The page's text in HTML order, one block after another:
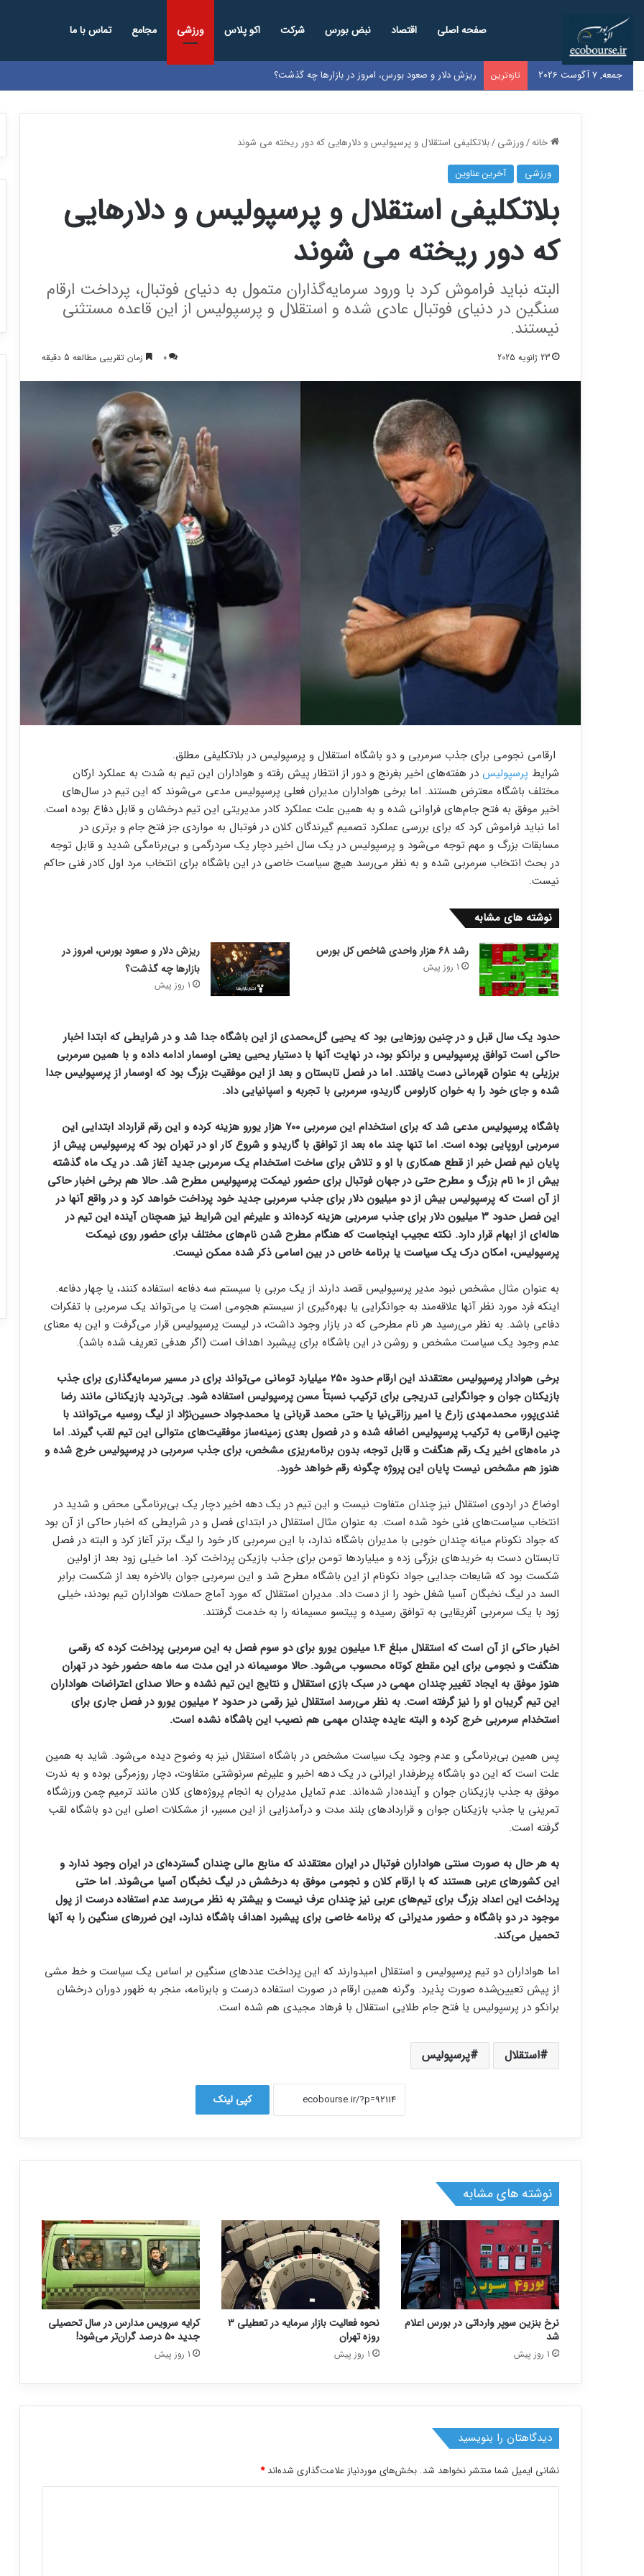
صفحه اصلی اقتصاد نبض بورس شرکت اکو پلاس ورزشی مجامع تماس با ما
جمعه, 7 آگوست 2026 تازه‌ترین ریزش دلار و صعود بورس، امروز در بازارها چه گذشت؟
خانه/ورزشی/بلاتکلیفی استقلال و پرسپولیس و دلارهایی که دور ریخته می شوند
ورزشی آخرین عناوین
بلاتکلیفی استقلال و پرسپولیس و دلارهایی
که دور ریخته می شوند
البته نباید فراموش کرد با ورود سرمایه‌گذاران متمول به دنیای فوتبال، پرداخت ارقام
سنگین در دنیای فوتبال عادی شده و استقلال و پرسپولیس از این قاعده مستثنی
نیستند.
23 ژانویه 2025 0 زمان تقریبی مطالعه 5 دقیقه
ارقامی نجومی برای جذب سرمربی و دو باشگاه استقلال و پرسپولیس در بلاتکلیفی مطلق.
شرایط پرسپولیس در هفته‌های اخیر بغرنج و دور از انتظار پیش رفته و هواداران این تیم به شدت به عملکرد ارکان
مختلف باشگاه معترض هستند. اما برخی هواداران مدیران فعلی پرسپولیس مدعی می‌شوند که این تیم در سال‌های
اخیر موفق به فتح جام‌های فراوانی شده و به همین علت عملکرد کادر مدیریتی این تیم درخشان و قابل دفاع بوده است.
اما نباید فراموش کرد که برای بررسی عملکرد تصمیم گیرندگان کلان در فوتبال به مواردی جز فتح جام و برتری در
مسابقات بزرگ و مهم توجه می‌شود و پرسپولیس در یک سال اخیر دچار یک سردرگمی و بی‌برنامگی شدید و قابل توجه
در بحث انتخاب سرمربی شده و به نظر می‌رسد هیچ سیاست خاصی در این باشگاه برای انتخاب مرد اول کادر فنی حاکم
نیست.
نوشته های مشابه
رشد ۶۸ هزار واحدی شاخص کل بورس
1 روز پیش
ریزش دلار و صعود بورس، امروز در
بازارها چه گذشت؟
1 روز پیش
حدود یک سال قبل و در چنین روزهایی بود که یحیی گل‌محمدی از این باشگاه جدا شد و در شرایطی که ابتدا اخبار
حاکی است توافق پرسپولیس و برانکو بود، در نهایت آنها با دستیار یحیی یعنی اوسمار ادامه داده و با همین سرمربی
برزیلی به عنوان قهرمانی دست یافتند. اما در فصل تابستان و بعد از این موفقیت بزرگ بود که اوسمار از پرسپولیس جدا
شده و جای خود را به خوان کارلوس گاریدو، سرمربی با تجربه و اسپانیایی داد.
باشگاه پرسپولیس مدعی شد که برای استخدام این سرمربی ۷۰۰ هزار یورو هزینه کرده و این رقم قرارداد ابتدایی این
سرمربی اروپایی بوده است. اما تنها چند ماه بعد از توافق با گاریدو و شروع کار او در تهران بود که پرسپولیس پیش از
پایان نیم فصل خبر از قطع همکاری با او و تلاش برای ساخت استخدام یک سرمربی جدید آغاز شد. در یک ماه گذشته
بیش از ۱۰ نام بزرگ و مطرح حتی در جهان فوتبال برای حضور نیمکت پرسپولیس مطرح شد. حالا هم برخی اخبار حاکی
از آن است که پرسپولیس بیش از دو میلیون دلار برای جذب سرمربی جدید خود پرداخت خواهد کرد و در واقع آنها در
این فصل حدود ۳ میلیون دلار برای جذب سرمربی هزینه کرده‌اند و علیرغم این شرایط نیز همچنان آینده این تیم در
هاله‌ای از ابهام قرار دارد. نکته عجیب اینجاست که هنگام مطرح شدن نام‌های مختلف برای حضور روی نیمکت
پرسپولیس، امکان درک یک سیاست یا برنامه خاص در بین اسامی ذکر شده ممکن نیست.
به عنوان مثال مشخص نبود مدیر پرسپولیس قصد دارند از یک مربی با سیستم سه دفاعه استفاده کنند، یا چهار دفاعه.
اینکه فرد مورد نظر آنها علاقه‌مند به جوانگرایی یا بهره‌گیری از سیستم هجومی است یا می‌تواند یک سرمربی با تفکرات
دفاعی باشد. به نظر می‌رسید هر نام مطرحی که در بازار وجود داشت، در لیست پرسپولیس قرار می‌گرفت و این به معنای
عدم وجود یک سیاست مشخص و روشن در این باشگاه برای پیشبرد اهداف است (اگر هدفی تعریف شده باشد).
برخی هوادار پرسپولیس معتقدند این ارقام حدود ۲۵۰ میلیارد تومانی می‌تواند برای در مسیر سرمایه‌گذاری برای جذب
بازیکنان جوان و جوانگرایی تدریجی برای ترکیب نسبتاً مسن پرسپولیس استفاده شود. بی‌تردید بازیکنانی مانند رضا
غندی‌پور، محمدمهدی‌ زارع یا امیر رزاقی‌نیا یا حتی محمد قربانی یا محمدجواد حسین‌نژاد از لیگ روسیه می‌توانند با
چنین ارقامی به ترکیب پرسپولیس اضافه شده و در فصول بعدی زمینه‌ساز موفقیت‌های متوالی این تیم لقب گیرند. اما
در ماه‌های اخیر یک رقم هنگفت و قابل توجه، بدون برنامه‌ریزی مشخص، برای جذب سرمربی در پرسپولیس خرج شده و
هنوز هم مشخص نیست پایان این پروژه چگونه رقم خواهد خورد.
اوضاع در اردوی استقلال نیز چندان متفاوت نیست و این تیم در یک دهه اخیر دچار یک بی‌برنامگی محض و شدید در
انتخاب سیاست‌های فنی خود شده است. به عنوان مثال استقلال در ابتدای فصل و در شرایطی که اخبار حاکی از آن بود
که جواد نکونام میانه چندان خوبی با مدیران باشگاه ندارد، با این سرمربی کار خود را لیگ برتر آغاز کرد و البته در فصل
تابستان دست به خریدهای بزرگی زده و میلیاردها تومن برای جذب بازیکن پرداخت کرد. اما خیلی زود بعد از اولین
شکست بود که شایعات جدایی جواد نکونام از این باشگاه مطرح شد و این سرمربی جوان بالاخره بعد از شکست برابر
السد در لیگ نخبگان آسیا شغل خود را از دست داد. مدیران استقلال که مورد آماج حملات هواداران تیم بودند، خیلی
زود با یک سرمربی آفریقایی به توافق رسیده و پیتسو مسیمانه را به خدمت گرفتند.
اخبار حاکی از آن است که استقلال مبلغ 1.4 میلیون یورو برای دو سوم فصل به این سرمربی پرداخت کرده که رقمی
هنگفت و نجومی برای این مقطع کوتاه محسوب می‌شود. حالا موسیمانه در این مدت سه ماهه حضور خود در تهران
هنوز موفق به ایجاد تغییر چندان مهمی در سبک بازی استقلال و نتایج این تیم نشده و حالا صدای اعتراضات هواداران
این تیم گریبان او را نیز گرفته است. به نظر می‌رسد استقلال نیز رقمی در حدود ۲ میلیون یورو در فصل جاری برای
استخدام سرمربی خرج کرده و البته عایده چندان مهمی هم نصیب این باشگاه نشده است.
پس همین بی‌برنامگی و عدم وجود یک سیاست مشخص در باشگاه استقلال نیز به وضوح دیده می‌شود. شاید به همین
علت است که این دو باشگاه پرطرفدار ایرانی در یک دهه اخیر و علیرغم سرنوشتی متفاوت، دچار روزمرگی بوده و به ندرت
موفق به جذب بازیکنان جوان و آینده‌دار شده‌اند. عدم تمایل مدیران به انجام پروژه‌های کلان مانند ترمیم چمن ورزشگاه
تمرینی یا جذب بازیکنان جوان و قراردادهای بلند مدت و درآمدزایی از این مسیر، از مشکلات اصلی این دو باشگاه لقب
گرفته است.
به هر حال به صورت سنتی هواداران فوتبال در ایران معتقدند که منابع مالی چندان گسترده‌ای در ایران وجود ندارد و
این کشورهای عربی هستند که با ارقام کلان و نجومی موفق به درخشش در لیگ نخبگان آسیا می‌شوند. اما حتی
پرداخت این اعداد بزرگ برای تیم‌های عربی نیز چندان عرف نیست و بیشتر به نظر می‌رسد عدم استفاده درست از پول
موجود در دو باشگاه و حضور مدیرانی که برنامه خاصی برای پیشبرد اهداف باشگاه ندارد، این ضررهای سنگین را به آنها
تحمیل می‌کند.
اما هواداران دو تیم پرسپولیس و استقلال امیدوارند که این پرداخت عددهای سنگین بر اساس یک سیاست و خط‌ مشی
از پیش تعیین‌شده صورت پذیرد. وگرنه همین ارقام در صورت استفاده درست و بابرنامه، منجر به ظهور دوران درخشان
برانکو در پرسپولیس یا فتح جام طلایی استقلال با فرهاد مجیدی هم شده است.
استقلال پرسپولیس
کپی لینک
نوشته های مشابه
نرخ بنزین سوپر وارداتی در بورس اعلام
شد
1 روز پیش
نحوه فعالیت بازار سرمایه در تعطیلی ۳
روزه تهران
1 روز پیش
کرایه سرویس مدارس در سال تحصیلی
جدید ۵۰ درصد گران‌تر می‌شود!
1 روز پیش
دیدگاهتان را بنویسید
نشانی ایمیل شما منتشر نخواهد شد. بخش‌های موردنیاز علامت‌گذاری شده‌اند*